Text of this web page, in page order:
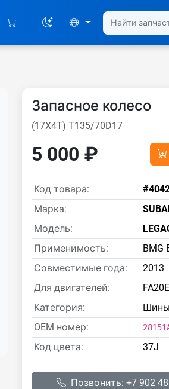
Запасное колесо
(17X4T) T135/70D17
5 000 ₽
Код товара:
Марка:
Модель:
Применимость:
BMG
Совместимые года:
2013
Для двигателей:
FA20E
Категория:
Шины
OEM номер:
Код цвета: 37J
Позвонить: +7 902